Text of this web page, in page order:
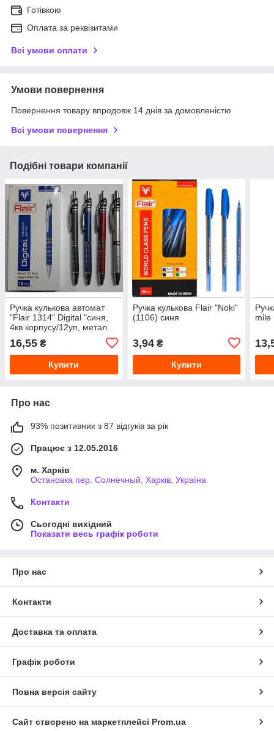
Готівкою
Оплата за реквізитами
Всі умови оплати
Умови повернення
Повернення товару впродовж 14 днів за домовленістю
Всі умови повернення
Подібні товари компанії
Ручка кулькова автомат
"Flair 1314" Digital "синя,
4кв корпусу/12уп, метал.
16,55 ₴
Купити
Ручка кулькова Flair "Noki"
(1106) синя
3,94₴
Купити
mile
Про нас
93% позитивних з 87 відгуків за рік
Працює з 12.05.2016
м. Харків
Остановка пер. Солнечный, Харків, Україна
Контакти
Сьогодні вихідний
Показати весь графік роботи
Про нас
Контакти
Доставка та оплата
Графік роботи
Повна версія сайту
Сайт створено на маркетплейсі Prom.ua